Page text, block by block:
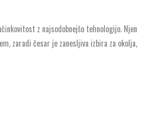
z najsodobnejšo tehnologijo. Njen
zaradi česar je zanesljiva izbira za okolja,